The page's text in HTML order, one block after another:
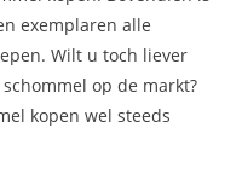
exemplaren alle
Wilt u toch liever
op de markt?
kopen wel steeds